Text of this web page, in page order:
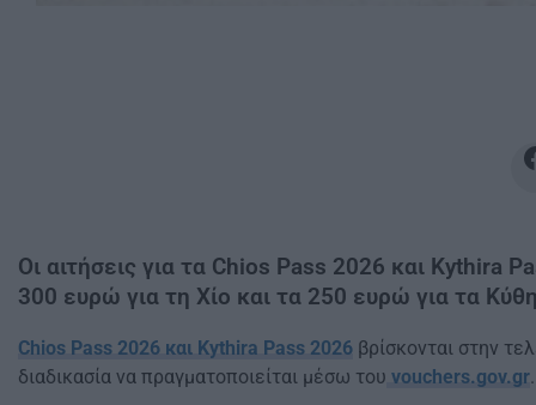
Οι αιτήσεις για τα Chios Pass 2026 και Kythira
300 ευρώ για τη Χίο και τα 250 ευρώ για τα
Chios Pass 2026 και Kythira Pass 2026 βρίσκονται στην
διαδικασία να πραγματοποιείται μέσω του vouchers.gov.gr.